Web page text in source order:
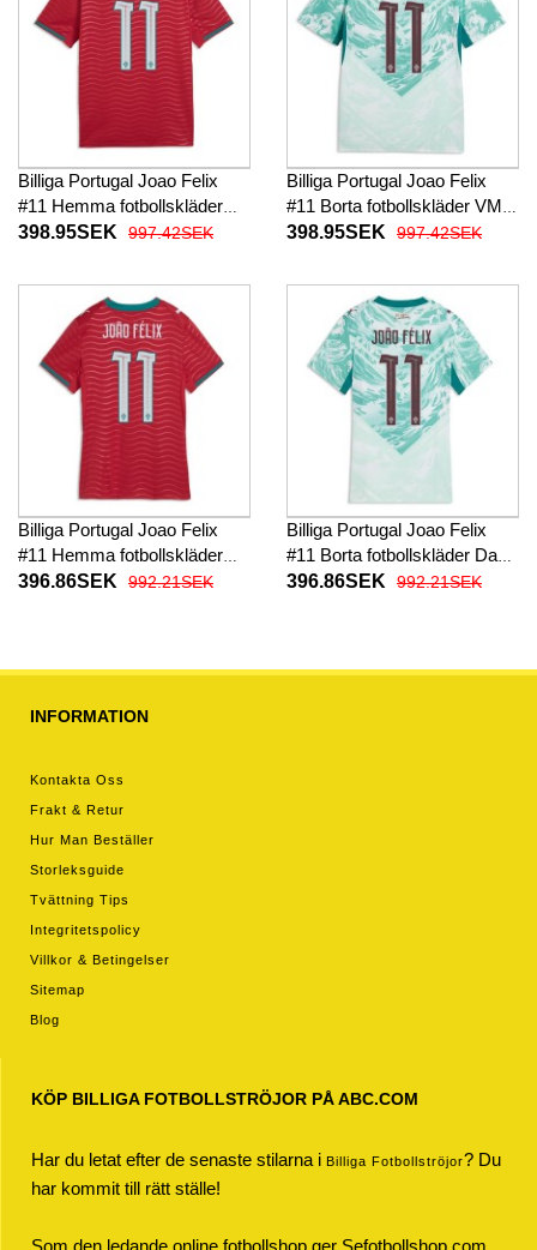
Billiga Portugal Joao Felix
#11 Hemma fotbollskläder
VM 2026 Kortärmad
398.95SEK 997.42SEK
Billiga Portugal Joao Felix
#11 Borta fotbollskläder VM
2026 Kortärmad
398.95SEK 997.42SEK
Billiga Portugal Joao Felix
#11 Hemma fotbollskläder
Dam VM 2026 Kortärmad
396.86SEK 992.21SEK
Billiga Portugal Joao Felix
#11 Borta fotbollskläder Dam
VM 2026 Kortärmad
396.86SEK 992.21SEK
INFORMATION
Kontakta Oss
Frakt & Retur
Hur Man Beställer
Storleksguide
Tvättning Tips
Integritetspolicy
Villkor & Betingelser
Sitemap
Blog
KÖP BILLIGA FOTBOLLSTRÖJOR PÅ ABC.COM
Har du letat efter de senaste stilarna i Billiga Fotbollströjor? Du
har kommit till rätt ställe!
Som den ledande online fotbollshop ger Sefotbollshop.com